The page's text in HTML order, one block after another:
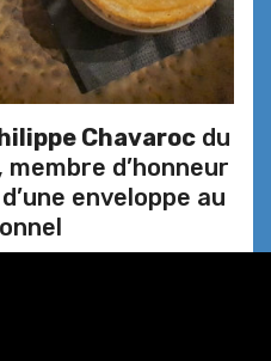
Chavaroc du
membre d’honneur
enveloppe au